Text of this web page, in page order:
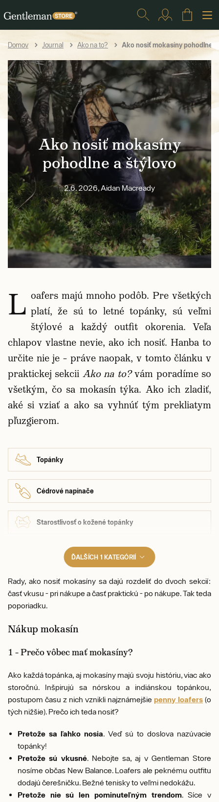
Domov Journal Ako na to? Ako nosiť mokasíny pohodlne
Ako nosiť mokasíny
pohodlne a štýlovo
2.6. 2026, Aidan Macready
L oafers majú mnoho podôb. Pre všetkých
platí, že sú to letné topánky, sú veľmi
štýlové a každý outfit okorenia. Veľa
chlapov vlastne nevie, ako ich nosiť. Hanba to
určite nie je – práve naopak, v tomto článku v
praktickej sekcii Ako na to?vám poradíme so
všetkým, čo sa mokasín týka. Ako ich zladiť,
aké si vziať a ako sa vyhnúť tým prekliatym
pľuzgierom.
Topánky
Cédrové napínače
Starostlivosť o kožené topánky
ĎALŠÍCH 1 KATEGÓRIÍ
Rady, ako nosiť mokasíny sa dajú rozdeliť do dvoch sekcií:
časť vkusu - pri nákupe a časť praktickú - po nákupe. Tak teda
poporiadku.
Nákup mokasín
1 – Prečo vôbec mať mokasíny?
Ako každá topánka, aj mokasíny majú svoju históriu, viac ako
storočnú. Inšpirujú sa nórskou a indiánskou topánkou,
postupom času z nich vznikli najznámejšie penny loafers (o
tých nižšie). Prečo ich teda nosiť?
Pretože sa ľahko nosia. Veď sú to doslova nazúvacie
topánky!
Pretože sú vkusné. Nebojte sa, aj v Gentleman Store
nosíme občas New Balance. Loafers ale peknému outfitu
dodajú čerešničku. Bežné tenisky to veľmi nedokážu.
Pretože nie sú len pominuteľným trendom. Síce v